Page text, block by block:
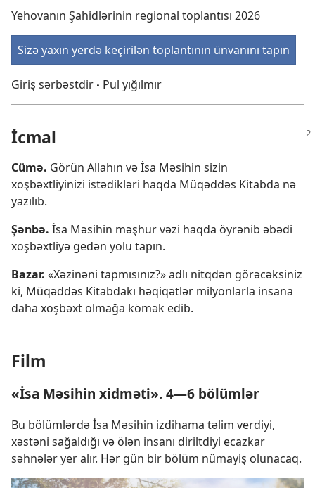
Yehovanın Şahidlərinin regional toplantısı 2026
Sizə yaxın yerdə keçirilən toplantının ünvanını tapın
Giriş sərbəstdir • Pul yığılmır
İcmal
Cümə. Görün Allahın və İsa Məsihin sizin
xoşbəxtliyinizi istədikləri haqda Müqəddəs Kitabda nə
yazılıb.
Şənbə. İsa Məsihin məşhur vəzi haqda öyrənib əbədi
xoşbəxtliyə gedən yolu tapın.
Bazar. «Xəzinəni tapmısınız?» adlı nitqdən görəcəksiniz
ki, Müqəddəs Kitabdakı həqiqətlər milyonlarla insana
daha xoşbəxt olmağa kömək edib.
Film
«İsa Məsihin xidməti». 4—6 bölümlər
Bu bölümlərdə İsa Məsihin izdihama təlim verdiyi,
xəstəni sağaldığı və ölən insanı diriltdiyi ecazkar
səhnələr yer alır. Hər gün bir bölüm nümayiş olunacaq.